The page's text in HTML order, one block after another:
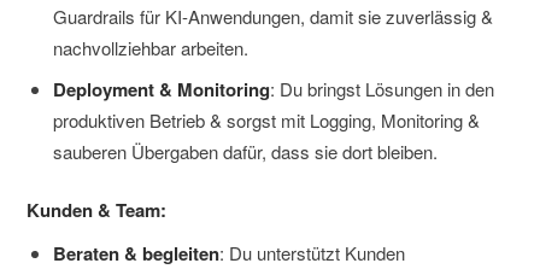
Guardrails für KI-Anwendungen, damit sie zuverlässig &
nachvollziehbar arbeiten.
Deployment & Monitoring: Du bringst Lösungen in den
produktiven Betrieb & sorgst mit Logging, Monitoring &
sauberen Übergaben dafür, dass sie dort bleiben.
Kunden & Team:
Beraten & begleiten: Du unterstützt Kunden